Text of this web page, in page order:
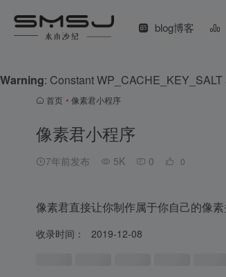
Warning: Constant
blog博客
首页 • 像素君小程序
像素君小程序
7年前发布 5K 0 0
像素君直接让你制作属于你自己的像素
收录时间： 2019-12-08